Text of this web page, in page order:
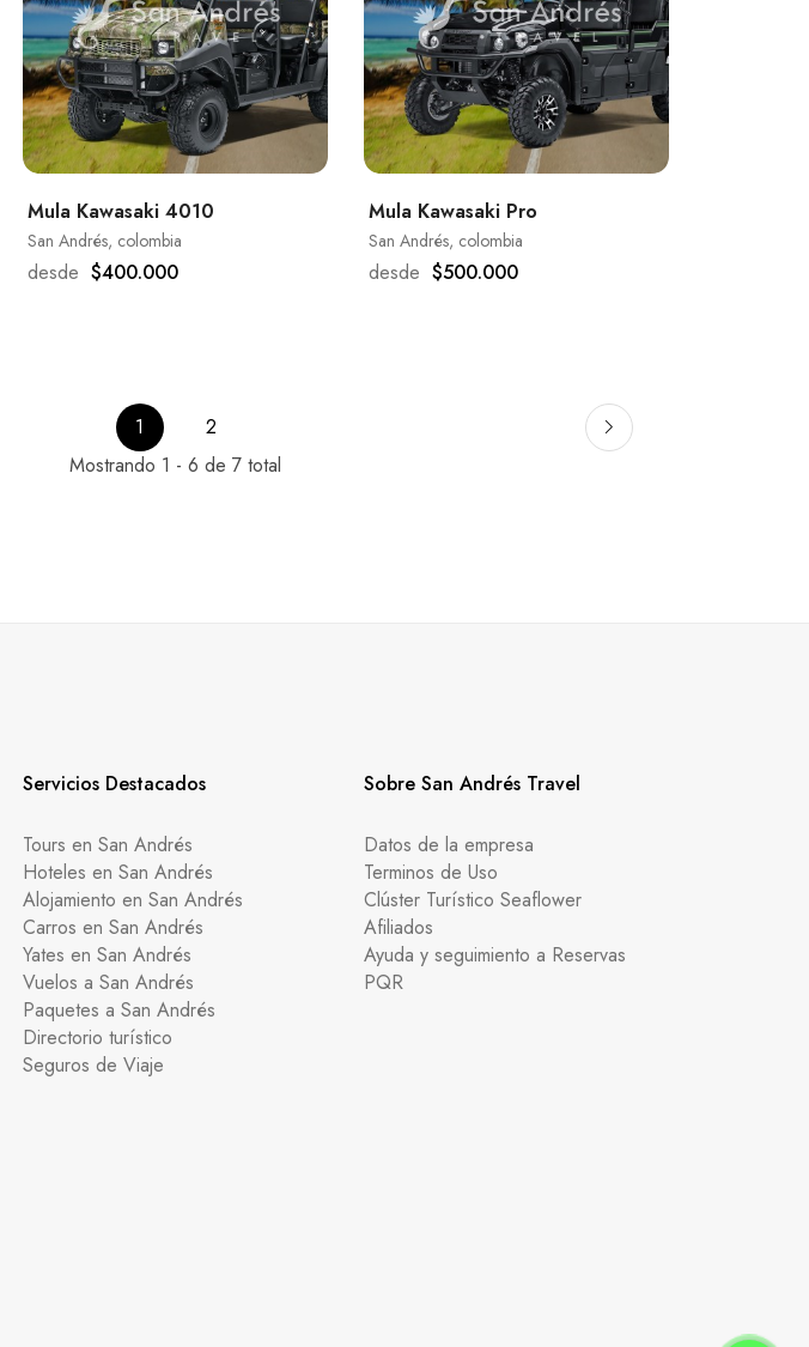
Mula Kawasaki 4010
San Andrés, colombia
desde $400.000
Mula Kawasaki Pro
San Andrés, colombia
desde $500.000
1
2
Mostrando 1 - 6 de 7 total
Servicios Destacados
Tours en San Andrés
Hoteles en San Andrés
Alojamiento en San Andrés
Carros en San Andrés
Yates en San Andrés
Vuelos a San Andrés
Paquetes a San Andrés
Directorio turístico
Seguros de Viaje
Sobre San Andrés Travel
Datos de la empresa
Terminos de Uso
Clúster Turístico Seaflower
Afiliados
Ayuda y seguimiento a Reservas
PQR